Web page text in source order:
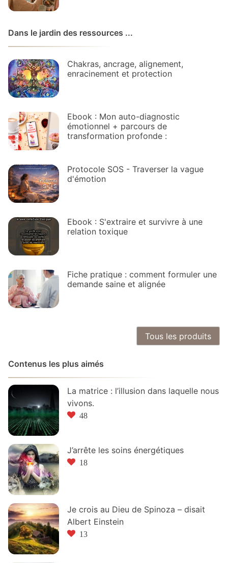
Dans le jardin des ressources ...
Chakras, ancrage, alignement,
enracinement et protection
Ebook : Mon auto-diagnostic
émotionnel + parcours de
transformation profonde :
Protocole SOS - Traverser la vague
d'émotion
Ebook : S'extraire et survivre à une
relation toxique
Fiche pratique : comment formuler une
demande saine et alignée
Tous les produits
Contenus les plus aimés
La matrice : l’illusion dans laquelle nous
vivons.
48
J’arrête les soins énergétiques
18
Je crois au Dieu de Spinoza – disait
Albert Einstein
13